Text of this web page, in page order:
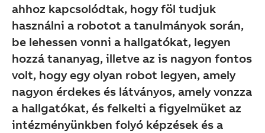
ahhoz kapcsolódtak, hogy föl tudjuk
használni a robotot a tanulmányok során,
be lehessen vonni a hallgatókat, legyen
hozzá tananyag, illetve az is nagyon fontos
volt, hogy egy olyan robot legyen, amely
nagyon érdekes és látványos, amely vonzza
a hallgatókat, és felkelti a figyelmüket az
intézményünkben folyó képzések és a